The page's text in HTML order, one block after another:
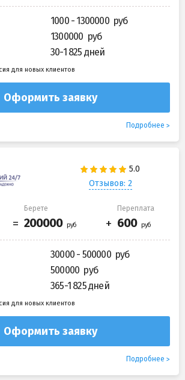
1000 - 1300000
1300000
30-1 825 дней
для новых клиентов
Оформить заявку
Подробнее
Отзывов: 2
Берете Переплата
30000 - 500000
500000
365-1 825 дней
для новых клиентов
Оформить заявку
Подробнее